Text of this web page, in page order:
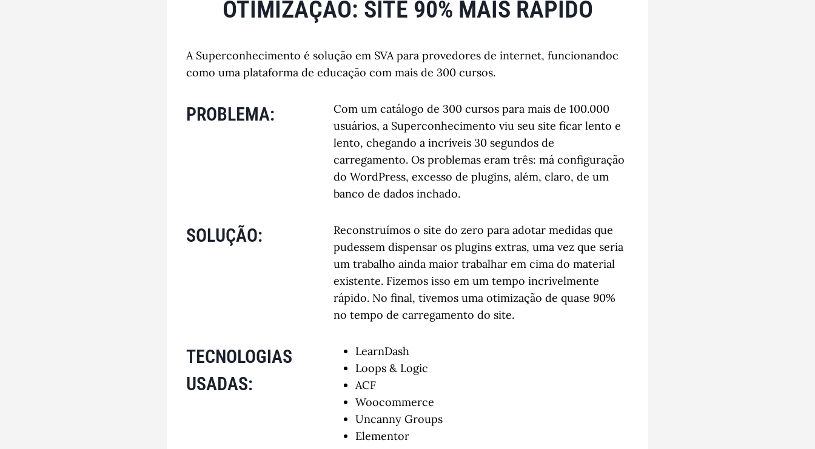
OTIMIZAÇÃO: SITE 90% MAIS RÁPIDO
A Superconhecimento é solução em SVA para provedores de internet, funcionandoc
como uma plataforma de educação com mais de 300 cursos.
PROBLEMA:
Com um catálogo de 300 cursos para mais de 100.000
usuários, a Superconhecimento viu seu site ficar lento e
lento, chegando a incríveis 30 segundos de
carregamento. Os problemas eram três: má configuração
do WordPress, excesso de plugins, além, claro, de um
banco de dados inchado.
SOLUÇÃO:
Reconstruímos o site do zero para adotar medidas que
pudessem dispensar os plugins extras, uma vez que seria
um trabalho ainda maior trabalhar em cima do material
existente. Fizemos isso em um tempo incrivelmente
rápido. No final, tivemos uma otimização de quase 90%
no tempo de carregamento do site.
TECNOLOGIAS
USADAS:
LearnDash
Loops & Logic
ACF
Woocommerce
Uncanny Groups
Elementor